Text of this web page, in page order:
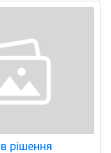
рішення